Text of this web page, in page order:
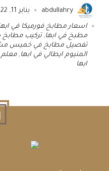
abdullahry يناير 11, 2022
اسعار مطابخ فورميكا في
مطبخ في ابها ,تركيب
تفصيل مطابخ في خميس
المنيوم ايطالي في ابها ,معلم
ابها